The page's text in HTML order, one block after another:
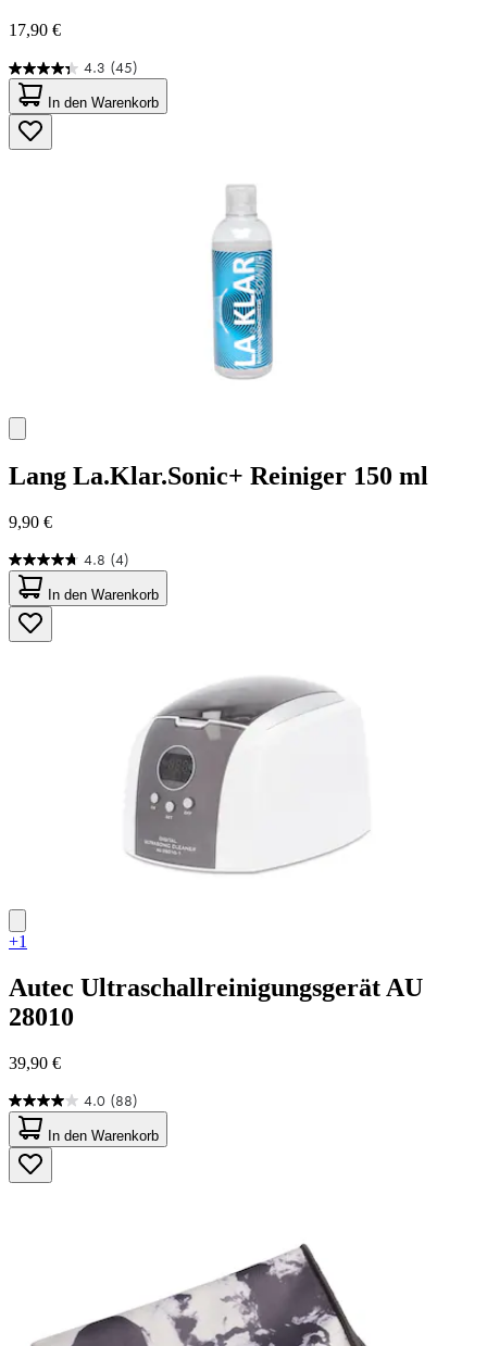
17,90 €
4.3 (45)
4.3
von
5
Sternen.
45
In den Warenkorb
Lang La.Klar.Sonic+ Reiniger 150 ml
9,90 €
4.8 (4)
4.8
von
5
Sternen.
4
In den Warenkorb
+1
Autec Ultraschallreinigungsgerät AU
28010
39,90 €
4.0 (88)
4.0
von
5
Sternen.
88
In den Warenkorb